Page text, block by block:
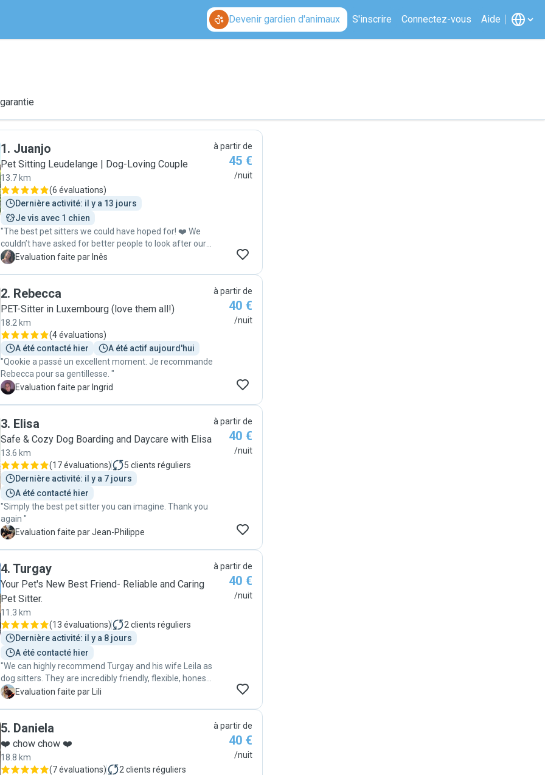
Devenir gardien d'animaux S'inscrire Connectez-vous Aide
1. Juanjo
Pet Sitting Leudelange | Dog-Loving Couple
13.7 km
(6 évaluations)
Dernière activité: il y a 13 jours
Je vis avec 1 chien
"The best pet sitters we could have hoped for! ❤️ We
couldn’t have asked for better people to look after our
dog. They were incredibly caring, empathetic, and
and messages, which gave us complete peace of mind.
Our dog had an amazing time, enjoying lots of
activities, playtime, and affection. It was clear that he
was treated like part of the family. And their dog is the
friendliest, most playful companion any dog could ask
for! We highly recommend them to anyone looking for
trustworthy, loving, and responsible pet sitters. We
would happily leave our dog with them again!"
I Evaluation faite par Inês
à partir de
45 €
/nuit
2. Rebecca
PET-Sitter in Luxembourg (love them all!)
18.2 km
(4 évaluations)
A été contacté hier
A été actif aujourd'hui
"Qookie a passé un excellent moment. Je recommande
Rebecca pour sa gentillesse. "
I
Evaluation faite par Ingrid
à partir de
40 €
/nuit
3. Elisa
Safe & Cozy Dog Boarding and Daycare with Elisa
13.6 km
(17 évaluations) 5 clients réguliers
Dernière activité: il y a 7 jours
A été contacté hier
"Simply the best pet sitter you can imagine. Thank you
again "
J
Evaluation faite par Jean-Philippe
à partir de
40 €
/nuit
4. Turgay
Your Pet's New Best Friend- Reliable and Caring
Pet Sitter.
11.3 km
(13 évaluations) 2 clients réguliers
Dernière activité: il y a 8 jours
A été contacté hier
"We can highly recommend Turgay and his wife Leila as
dog sitters. They are incredibly friendly, flexible, honest,
and genuinely kind-hearted. Communication was
doing. They clearly have a good understanding of dogs
and their needs. Most importantly, our dog seemed
leave him with them again! 🐾 Thank you 😁☀️ "
L Evaluation faite par Lili
à partir de
40 €
/nuit
5. Daniela
❤️ chow chow ❤️
18.8 km
(7 évaluations) 2 clients réguliers
à partir de
40 €
/nuit